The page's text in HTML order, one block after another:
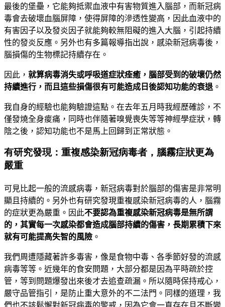
最後的堡壘，它能夠抵禦血液中有害物質進入腦部，而新冠病
毒會去破壞血腦屏障，使得屏障的滲透性變高，因此血液中的
有害因子以及發炎因子就能夠較無阻礙的進入大腦，引起持續
性的發炎反應。另外也有多篇報導指出說，感染新冠病毒後，
腦損傷的生物標記持續存在。
因此， 就算病毒消失或呼吸道症狀痊癒，腦部受到的破壞仍然
持續進行，而且這些損傷很有可能造成日後認知功能的衰退 。
我自身的經驗也能夠驗證這點。在去年五月時我經歷確診，不
僅發燒全身痠痛，同時也伴隨著嗅覺喪失等等神經學症狀，轉
陰之後，認知功能也不是馬上回歸到正常狀態 。
有研究發現：重複感染新冠病毒者，腦霧症狀更為
嚴重
可見比起一般的流感病毒，新冠病毒對於腦部的傷害是非常明
顯且持續的。另外也有研究發現重複感染新冠病毒的人，腦霧
的症狀更為嚴重。因此不要認為重複感染新冠病毒是無所謂
的，其實每一次感染都會造成腦部持續的傷害，長期累積下來
就有可能提高失智的風險 。
我們周遭隱藏著許多毒害，像是食物中毒、各季節好發的流感
病毒等等。近幾年的食安問題，大部分都是因為平時疏於控
管，等到問題爆發出來後才去追查疏漏 。 所以隨時保持戒心，
嚴守品管指引，是防止重大意外的不二法門。同樣的道理，我
們也不該鬆懈對新冠病毒的警戒，因為它會一直存在且不斷變